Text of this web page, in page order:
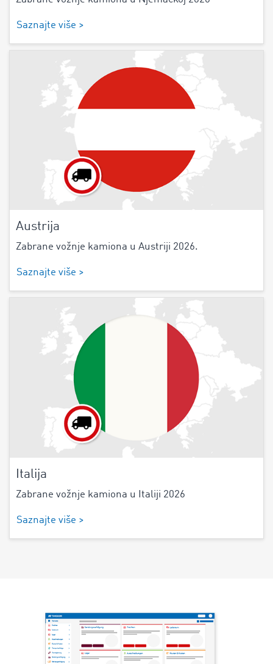
Saznajte više >
Austrija
Zabrane vožnje kamiona u Austriji 2026.
Saznajte više >
Italija
Zabrane vožnje kamiona u Italiji 2026
Saznajte više >